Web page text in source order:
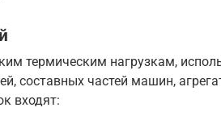
термическим нагрузкам,
составных частей машин,
входят: